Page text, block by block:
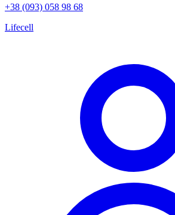
+38 (093) 058 98 68
Lifecell